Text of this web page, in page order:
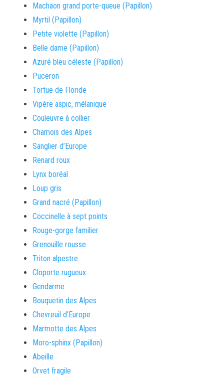
Machaon grand porte-queue (Papillon)
Myrtil (Papillon)
Petite violette (Papillon)
Belle dame (Papillon)
Azuré bleu céleste (Papillon)
Puceron
Tortue de Floride
Vipère aspic, mélanique
Couleuvre à collier
Chamois des Alpes
Sanglier d’Europe
Renard roux
Lynx boréal
Loup gris
Grand nacré (Papillon)
Coccinelle à sept points
Rouge-gorge familier
Grenouille rousse
Triton alpestre
Cloporte rugueux
Gendarme
Bouquetin des Alpes
Chevreuil d’Europe
Marmotte des Alpes
Moro-sphinx (Papillon)
Abeille
Orvet fragile